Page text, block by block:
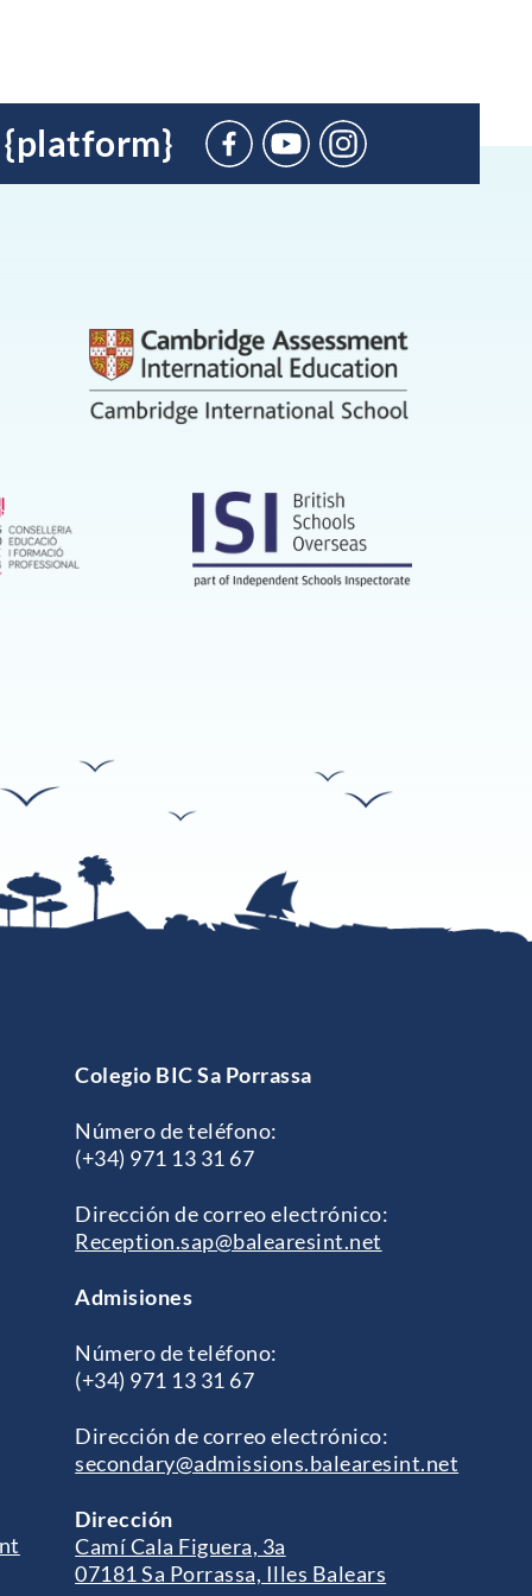
{platform}
Suscríbete
Colegio BIC Sa Porrassa
Número de teléfono:
(+34) 971 13 31 67
Dirección de correo electrónico:
Reception.sap@balearesint.net
Admisiones
Número de teléfono:
(+34) 971 13 31 67
Dirección de correo electrónico:
secondary@admissions.balearesint.net
Dirección
Camí Cala Figuera, 3a
07181 Sa Porrassa, Illes Balears